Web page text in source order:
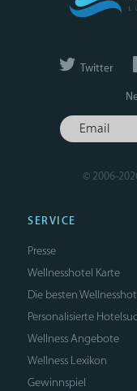
Twitter
© 2006-
SERVICE
Presse
Wellnesshotel Karte
Die besten
Personalisierte
Wellness Angebote
Wellness Lexikon
Gewinnspiel